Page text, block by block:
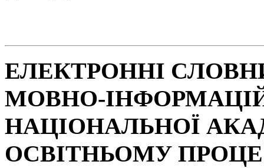
ЕЛЕКТРОННІ
МОВНО-
НАЦІОНАЛЬНОЇ
ОСВІТНЬОМУ